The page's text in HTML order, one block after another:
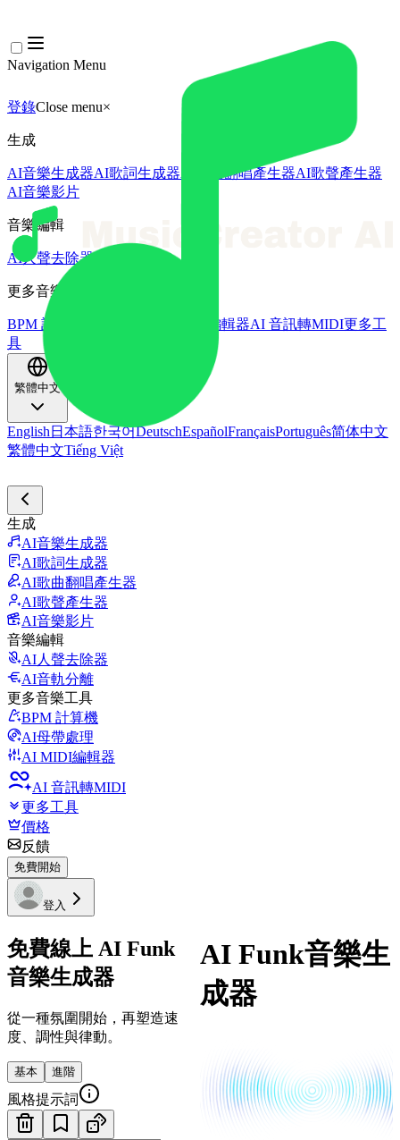
Navigation Menu
登錄Close menu×
生成
AI音樂生成器AI歌詞生成器 AI歌曲翻唱產生器AI歌聲產生器
AI音樂影片
音樂編輯
AI人聲去除器
更多音樂工具
BPM 計算機 AI MIDI編輯器AI 音訊轉MIDI更多工
具
繁體中文
English 日本語한국어DeutschEspañolFrançaisPortuguês简体中文
繁體中文Tiếng Việt
生成
AI音樂生成器
AI歌詞生成器
AI歌曲翻唱產生器
AI歌聲產生器
AI音樂影片
音樂編輯
AI人聲去除器
AI音軌分離
更多音樂工具
BPM 計算機
AI母帶處理
AI MIDI編輯器
AI 音訊轉MIDI
更多工具
價格
反饋
免費開始
登入
免費線上 AI Funk
音樂生成器
從一種氛圍開始，再塑造速
度、調性與律動。
基本 進階
風格提示詞
AI Funk音樂生
成器